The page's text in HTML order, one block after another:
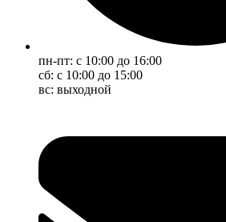
пн-пт: с 10:00 до 16:00
сб: с 10:00 до 15:00
вс: выходной